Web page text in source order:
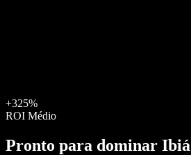
+325%
ROI Médio
Pronto para dominar Ibiá